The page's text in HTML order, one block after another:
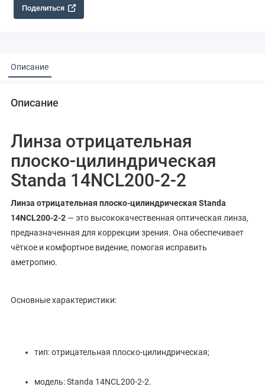
Поделиться
Описание
Описание
Линза отрицательная
плоско-цилиндрическая
Standa 14NCL200-2-2
Линза отрицательная плоско-цилиндрическая Standa
14NCL200-2-2 — это высококачественная оптическая линза,
предназначенная для коррекции зрения. Она обеспечивает
чёткое и комфортное видение, помогая исправить
аметропию.
Основные характеристики:
тип: отрицательная плоско-цилиндрическая;
модель: Standa 14NCL200-2-2.